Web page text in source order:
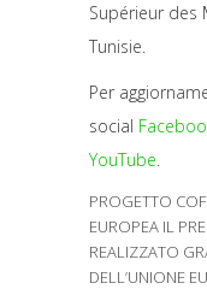
Supérieur des
Tunisie.
Per
social
YouTube.
PROGETTO
EUROPEA IL
REALIZZATO
DELL’UNIONE